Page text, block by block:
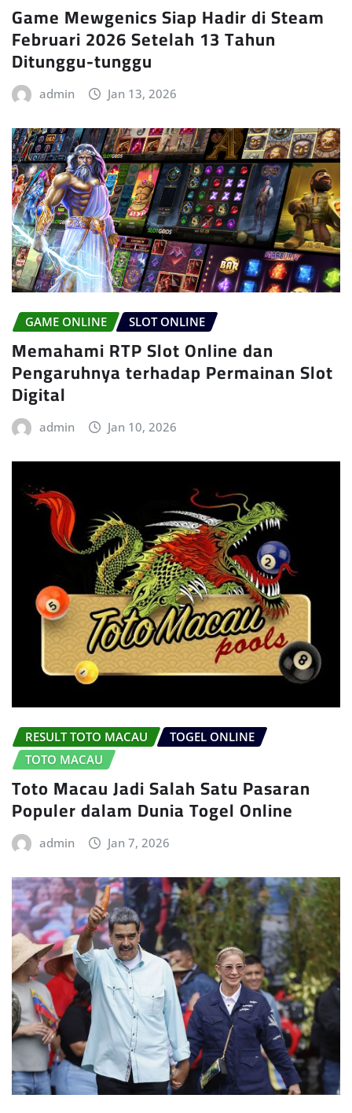
Game Mewgenics Siap Hadir di Steam
Februari 2026 Setelah 13 Tahun
Ditunggu-tunggu
admin Jan 13, 2026
GAME ONLINE SLOT ONLINE
Memahami RTP Slot Online dan
Pengaruhnya terhadap Permainan Slot
Digital
admin Jan 10, 2026
RESULT TOTO MACAU
TOGEL ONLINE
TOTO MACAU
Toto Macau Jadi Salah Satu Pasaran
Populer dalam Dunia Togel Online
admin Jan 7, 2026